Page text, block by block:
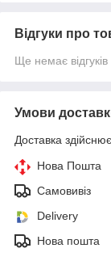
Відгуки про
Ще немає
Умови
Доставка
Нова Пошта
Самовивіз
Delivery
Нова пошта